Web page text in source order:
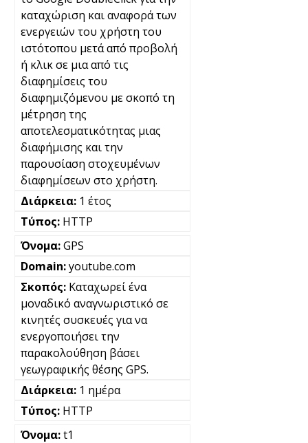
καταχώριση και αναφορά των
ενεργειών του χρήστη του
ιστότοπου μετά από προβολή
ή κλικ σε μια από τις
διαφημίσεις του
διαφημιζόμενου με σκοπό τη
μέτρηση της
αποτελεσματικότητας μιας
διαφήμισης και την
παρουσίαση στοχευμένων
διαφημίσεων στο χρήστη.
1 έτος
HTTP
GPS
youtube.com
Καταχωρεί ένα
μοναδικό αναγνωριστικό σε
κινητές συσκευές για να
ενεργοποιήσει την
παρακολούθηση βάσει
γεωγραφικής θέσης GPS.
1 ημέρα
HTTP
t1